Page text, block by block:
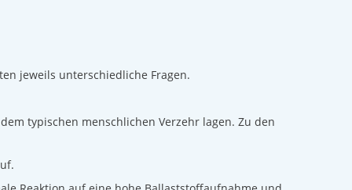
jeweils unterschiedliche Fragen.
typischen menschlichen Verzehr lagen. Zu den